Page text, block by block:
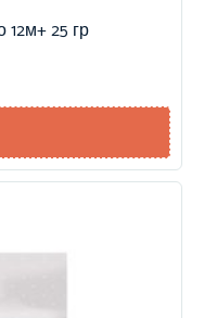
12м+ 25 гр